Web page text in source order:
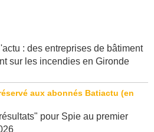
: des entreprises de bâtiment
pour Spie au premier